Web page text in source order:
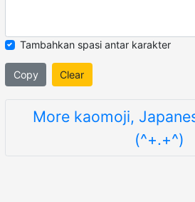
Tambahkan spasi antar karakter
Copy Clear
More kaomoji,
(^+.+^)